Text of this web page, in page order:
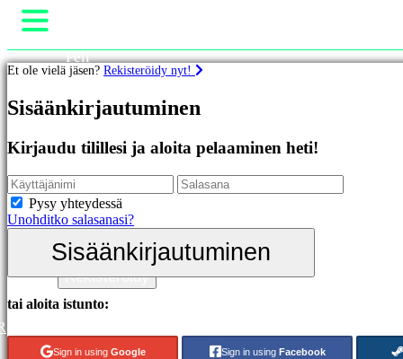
Esittelyssä
Uutuudet
Ilmaiset
pelit
Kategoriat
Seikkailupelit
RPG-
Peli
Gameplay
Uutiset
Oppaat
Foorumit
Kauppa
Sisäänkirjautuminen
Rekisteröidy
Et ole vielä jäsen? Rekisteröidy nyt!
Sisäänkirjautuminen
Kirjaudu tilillesi ja aloita pelaaminen heti!
Pysy yhteydessä
Unohditko salasanasi?
Sisäänkirjautuminen
tai aloita istunto:
Sign in using Google Sign in using Facebook